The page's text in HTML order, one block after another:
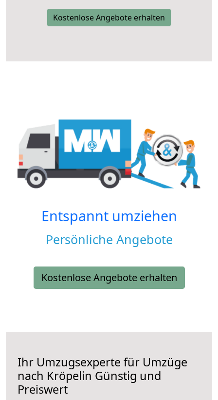
Kostenlose Angebote erhalten
Entspannt umziehen
Persönliche Angebote
Kostenlose Angebote erhalten
Ihr Umzugsexperte für Umzüge
nach Kröpelin Günstig und
Preiswert